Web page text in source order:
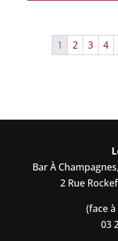
1 2 3 4
Bar À
2 Rue
(face
03